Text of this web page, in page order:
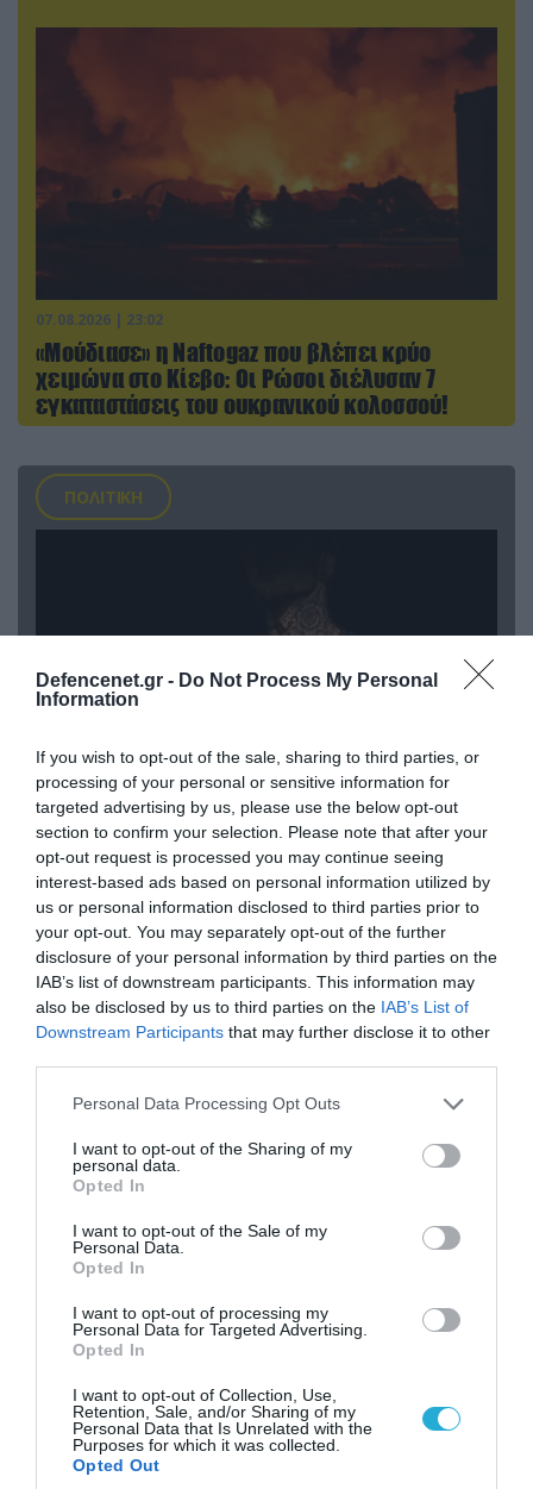
Defencenet.gr - Do Not Process My Personal
Information
If you wish to opt-out of the sale, sharing to third parties, or
processing of your personal or sensitive information for
targeted advertising by us, please use the below opt-out
section to confirm your selection. Please note that after your
opt-out request is processed you may continue seeing
interest-based ads based on personal information utilized by
us or personal information disclosed to third parties prior to
your opt-out. You may separately opt-out of the further
disclosure of your personal information by third parties on the
IAB’s list of downstream participants. This information may
also be disclosed by us to third parties on the IAB’s List of
Downstream Participants that may further disclose it to other
Please note that this website/app uses one or more Google
not limited to your visit or usage behaviour. You may click to
grant or deny consent to Google and its third-party tags to
use your data for below specified purposes in below Google
consent section.
Personal Data Processing Opt Outs
I want to opt-out of the Sharing of my
personal data.
Opted In
I want to opt-out of the Sale of my
Personal Data.
Opted In
I want to opt-out of processing my
Personal Data for Targeted Advertising.
Opted In
I want to opt-out of Collection, Use,
Retention, Sale, and/or Sharing of my
Personal Data that Is Unrelated with the
Purposes for which it was collected.
Opted Out
07.08.2026 | 23:02
«Μούδιασε» η Naftogaz που βλέπει κρύο
χειμώνα στο Κίεβο: Οι Ρώσοι διέλυσαν 7
εγκαταστάσεις του ουκρανικού κολοσσού!
ΠΟΛΙΤΙΚΗ
08.08.2026 | 09:02
«Η απόλυτη τραγωδία»: Η «αιχμηρή» ανάρτηση
του Αρκά για τα τατουάζ (φωτο)
07.08.2026 | 20:02
Ο Γιάννης Αλαφούζος «τέλειωσε» τον
Κωνσταντίνο Ζούλα από τον ΣΚΑΪ – Ο λόγος της
απομάκρυνσής του